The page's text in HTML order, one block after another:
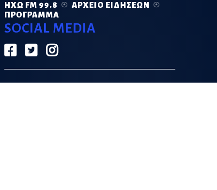
ΗΧΏ FM 99.8
ΑΡΧΕΊΟ ΕΙΔΉΣΕΩΝ
ΠΡΌΓΡΑΜΜΑ
SOCIAL MEDIA